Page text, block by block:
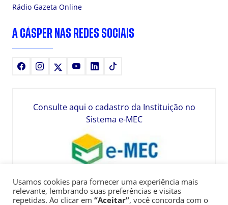
Rádio Gazeta Online
A CÁSPER NAS REDES SOCIAIS
FacebookInstagram YoutubeLinkedIn
Consulte aqui o cadastro da Instituição no
Sistema e-MEC
Usamos cookies para fornecer uma experiência mais
relevante, lembrando suas preferências e visitas
repetidas. Ao clicar em “Aceitar”, você concorda com o